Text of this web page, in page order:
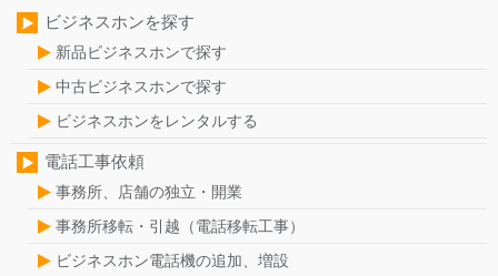
ビジネスホンを探す
新品ビジネスホンで探す
中古ビジネスホンで探す
ビジネスホンをレンタルする
電話工事依頼
事務所、店舗の独立・開業
事務所移転・引越（電話移転工事）
ビジネスホン電話機の追加、増設